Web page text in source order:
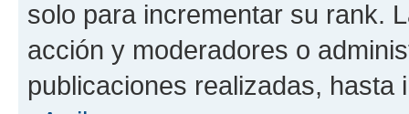
solo para incrementar su rank.
acción y moderadores o
publicaciones realizadas, hasta